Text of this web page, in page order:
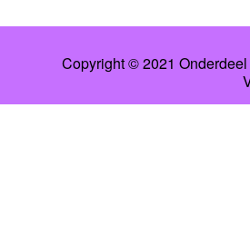
Copyright © 2021 Onderdeel